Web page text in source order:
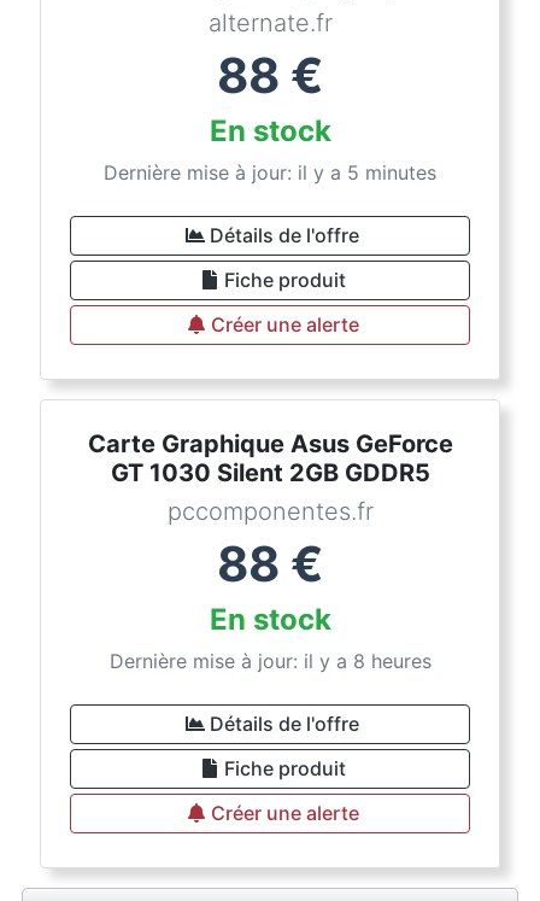
alternate.fr
88 €
En stock
Dernière mise à jour: il y a 5 minutes
Détails de l'offre
Fiche produit
Créer une alerte
Carte Graphique Asus GeForce
GT 1030 Silent 2GB GDDR5
pccomponentes.fr
88 €
En stock
Dernière mise à jour: il y a 8 heures
Détails de l'offre
Fiche produit
Créer une alerte